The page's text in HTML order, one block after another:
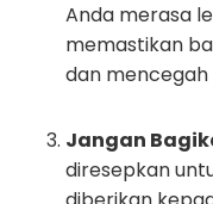
Anda merasa
memastikan
dan mencegah
Jangan
diresepkan